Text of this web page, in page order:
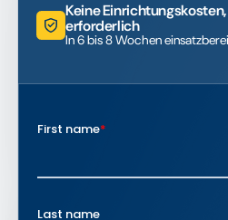
Keine
erforderlich
In 6 bis 8 Wochen